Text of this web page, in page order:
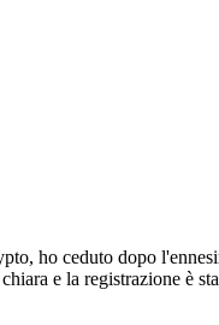
ho ceduto dopo
e la registrazione è